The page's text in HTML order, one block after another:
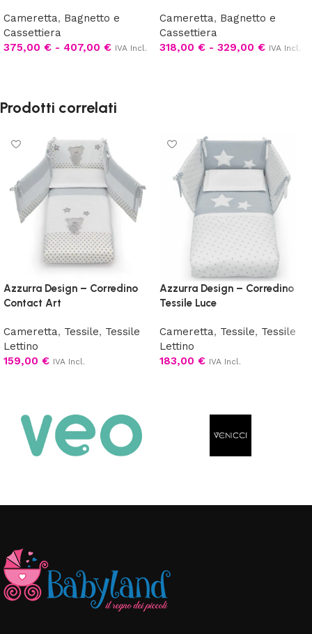
Cameretta, Bagnetto e
Cassettiera
375,00 € - 407,00 € IVA Incl.
Cameretta, Bagnetto e
Cassettiera
318,00 € - 329,00 € IVA Incl.
Prodotti correlati
Azzurra Design – Corredino
Contact Art
Cameretta, Tessile, Tessile
Lettino
159,00 € IVA Incl.
Azzurra Design – Corredino
Tessile Luce
Cameretta, Tessile, Tessile
Lettino
183,00 € IVA Incl.